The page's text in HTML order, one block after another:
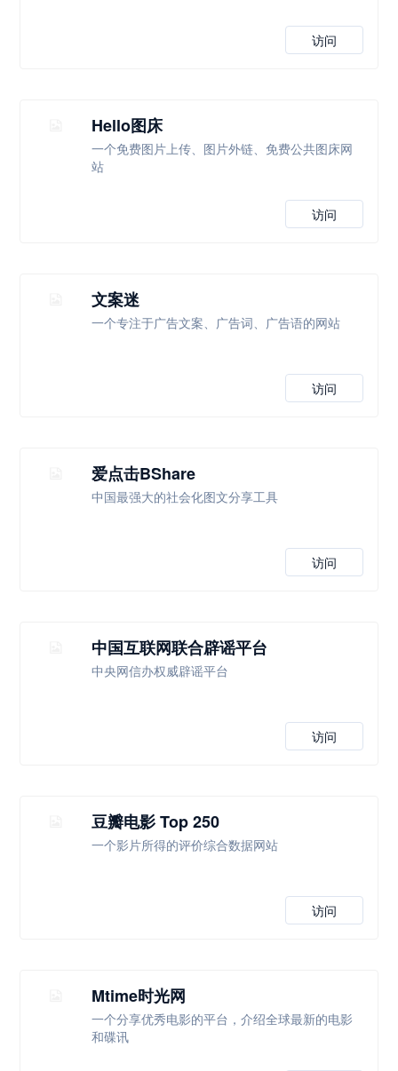
访问
Hello图床
一个免费图片上传、图片外链、免费公共图床网
站
访问
文案迷
一个专注于广告文案、广告词、广告语的网站
访问
爱点击BShare
中国最强大的社会化图文分享工具
访问
中国互联网联合辟谣平台
中央网信办权威辟谣平台
访问
豆瓣电影 Top 250
一个影片所得的评价综合数据网站
访问
Mtime时光网
一个分享优秀电影的平台，介绍全球最新的电影
和碟讯